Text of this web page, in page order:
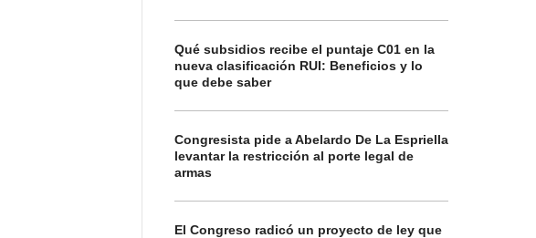
Qué subsidios recibe el puntaje C01 en la
nueva clasificación RUI: Beneficios y lo
que debe saber
Congresista pide a Abelardo De La Espriella
levantar la restricción al porte legal de
armas
El Congreso radicó un proyecto de ley que